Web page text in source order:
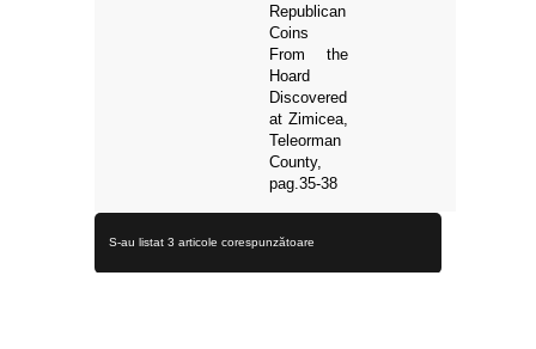
Republican
Coins
From the
Hoard
Discovered
at Zimicea,
Teleorman
County,
pag.35-38
S-au listat 3 articole corespunzătoare